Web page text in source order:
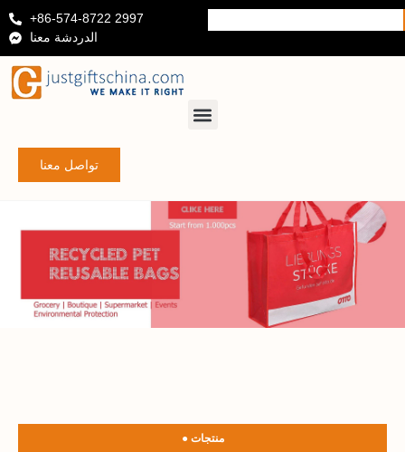
+86-574-8722 2997
الدردشة معنا
تواصل معنا
● منتجات